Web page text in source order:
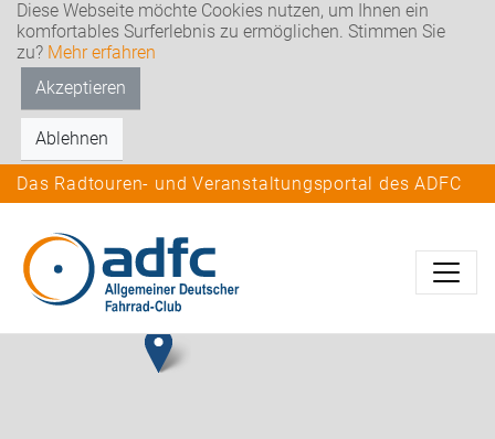
Diese Webseite möchte Cookies nutzen, um Ihnen ein
komfortables Surferlebnis zu ermöglichen. Stimmen Sie
zu? Mehr erfahren
Akzeptieren
Ablehnen
Das Radtouren- und Veranstaltungsportal des ADFC